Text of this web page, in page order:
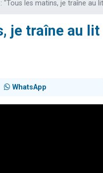
"Tous les matins, je traîne au
je traîne au lit
WhatsApp